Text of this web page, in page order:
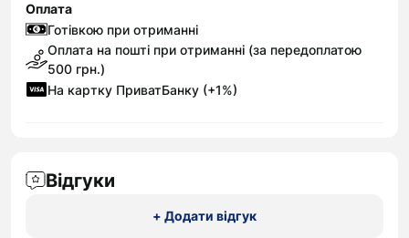
Оплата
Готівкою при отриманні
Оплата на пошті при отриманні (за передоплатою
500 грн.)
На картку ПриватБанку (+1%)
Відгуки
+ Додати відгук